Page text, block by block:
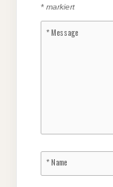
* markiert